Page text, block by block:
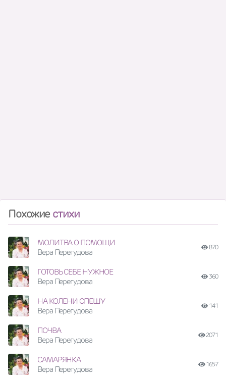
Похожие стихи
МОЛИТВА О ПОМОЩИ
Вера Перегудова
870
ГОТОВЬ СЕБЕ НУЖНОЕ
Вера Перегудова
360
НА КОЛЕНИ СПЕШУ
Вера Перегудова
141
ПОЧВА
Вера Перегудова
2071
САМАРЯНКА
Вера Перегудова
1657